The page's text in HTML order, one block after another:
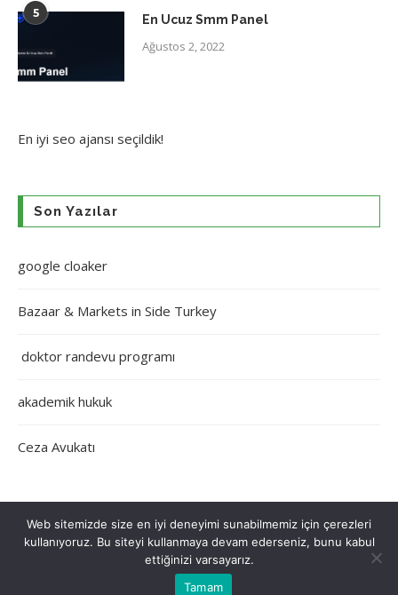
5 En Ucuz Smm Panel
Ağustos 2, 2022
En iyi seo ajansı seçildik!
Son Yazılar
google cloaker
Bazaar & Markets in Side Turkey
doktor randevu programı
akademik hukuk
Ceza Avukatı
Gizlilik Politikası Hakkımızda
Tüm Hakları Saklıdır © 2022
Web sitemizde size en iyi deneyimi sunabilmemiz için çerezleri
kullanıyoruz. Bu siteyi kullanmaya devam ederseniz, bunu kabul
ettiğinizi varsayarız.
Tamam